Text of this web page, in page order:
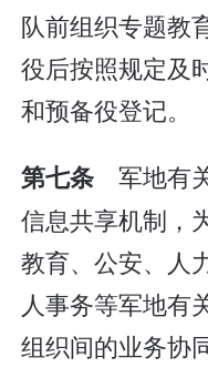
队前组织专题教
役后按照规定及
和预备役登记。
第七条军地有
信息共享机制，
教育、公安、人
人事务等军地有
组织间的业务协